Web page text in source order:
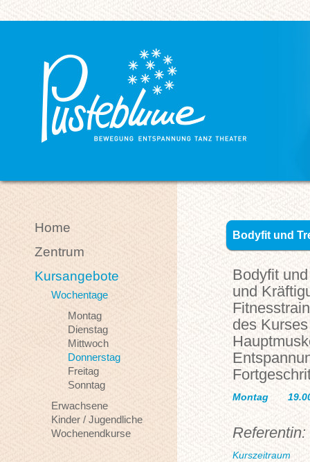
Home
Zentrum
Kursangebote
Wochentage
Montag
Dienstag
Mittwoch
Donnerstag
Freitag
Sonntag
Erwachsene
Kinder / Jugendliche
Wochenendkurse
Bodyfit und
Bodyfit
und
des
Montag
Kurszeitraum